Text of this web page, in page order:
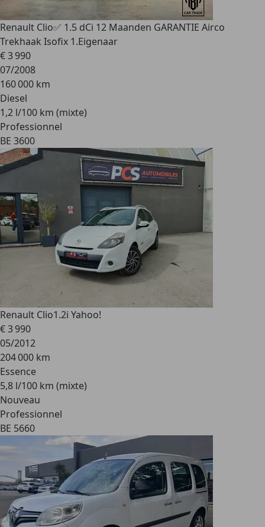
Renault Clio✅ 1.5 dCi 12 Maanden GARANTIE Airco
Trekhaak Isofix 1.Eigenaar
€ 3 990
07/2008
160 000 km
Diesel
1,2 l/100 km (mixte)
Professionnel
BE 3600
Renault Clio1.2i Yahoo!
€ 3 990
05/2012
204 000 km
Essence
5,8 l/100 km (mixte)
Nouveau
Professionnel
BE 5660